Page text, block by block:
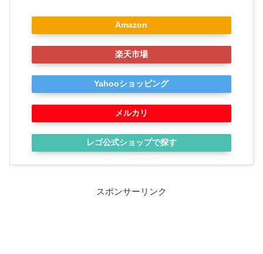
Amazon
楽天市場
Yahooショッピング
メルカリ
レゴ公式ショップで探す
スポンサーリンク